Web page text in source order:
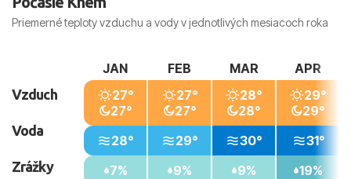
Priemerné teploty vzduchu a vody v jednotlivých mesiacoch roka
Vzduch
Voda
Zrážky
JAN
27°
27°
28°
7%
FEB
27°
27°
29°
9%
MAR
28°
28°
30°
9%
APR
29°
29°
31°
19%